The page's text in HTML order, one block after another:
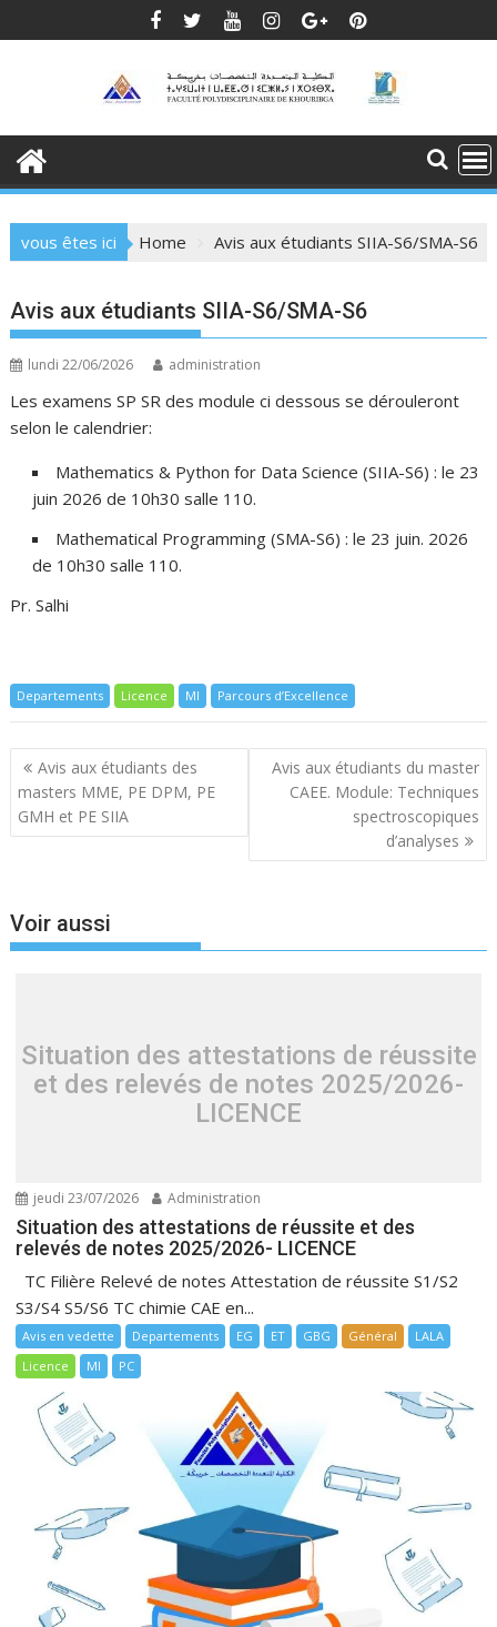
to
vous êtes ici Home Avis aux étudiants SIIA-S6/SMA-S6
Avis aux étudiants SIIA-S6/SMA-S6
lundi 22/06/2026 administration
Les examens SP SR des module ci dessous se dérouleront
selon le calendrier:
Mathematics & Python for Data Science (SIIA-S6) : le 23
juin 2026 de 10h30 salle 110.
Mathematical Programming (SMA-S6) : le 23 juin. 2026
de 10h30 salle 110.
Pr. Salhi
Departements Licence MI Parcours d’Excellence
Navigation
de
l’article
Avis aux étudiants des
masters MME, PE DPM, PE
GMH et PE SIIA
Avis aux étudiants du master
CAEE. Module: Techniques
spectroscopiques
d’analyses
Voir aussi
Situation des attestations de réussite
et des relevés de notes 2025/2026-
LICENCE
jeudi 23/07/2026 Administration
Situation des attestations de réussite et des
relevés de notes 2025/2026- LICENCE
TC Filière Relevé de notes Attestation de réussite S1/S2
S3/S4 S5/S6 TC chimie CAE en...
Avis en vedette Departements EG ET GBG Général
LALA
Licence
MI PC